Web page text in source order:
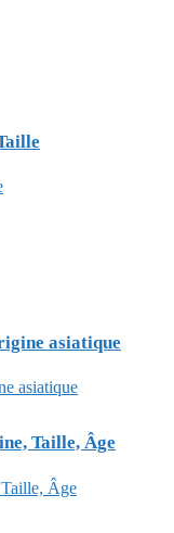
asiatique
Taille, Âge